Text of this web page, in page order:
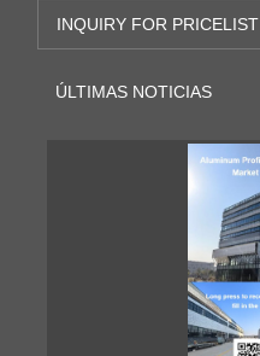
INQUIRY FOR PRICELIST
ÚLTIMAS NOTICIAS